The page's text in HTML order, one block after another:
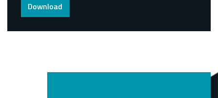
Download